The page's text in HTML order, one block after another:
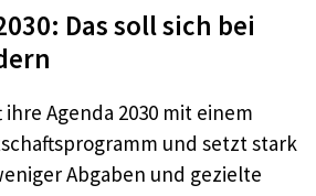
Das soll sich bei
Agenda 2030 mit einem
und setzt stark
Abgaben und gezielte